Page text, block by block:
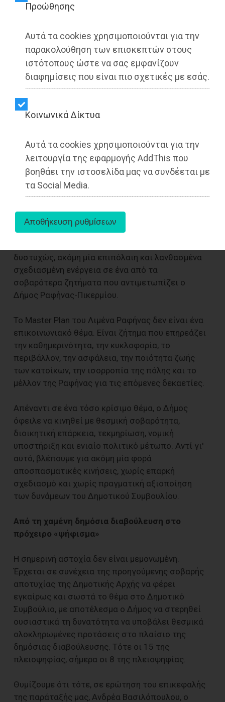
Προώθησης
Αυτά τα cookies χρησιμοποιούνται για την
παρακολούθηση των επισκεπτών στους
ιστότοπους ώστε να σας εμφανίζουν
διαφημίσεις που είναι πιο σχετικές με εσάς.
Kοινωνικά Δίκτυα
Αυτά τα cookies χρησιμοποιούνται για την
λειτουργία της εφαρμογής AddThis που
βοηθάει την ιστοσελίδα μας να συνδέεται με
τα Social Media.
Dimotisnews | 08/07/2026 - 20:14
▶️ Ακούστε το κείμενο
Η νέα πρωτοβουλία της Δημοτικής Αρχής Τσεβά
για το λεγόμενο «Ψήφισμα για το Master Plan και
δυστυχώς, ακόμη μία επιπόλαιη και λανθασμένα
σχεδιασμένη ενέργεια σε ένα από τα
σοβαρότερα ζητήματα που αντιμετωπίζει ο
Δήμος Ραφήνας-Πικερμίου.
Το Master Plan του Λιμένα Ραφήνας δεν είναι ένα
επικοινωνιακό θέμα. Είναι ζήτημα που επηρεάζει
την καθημερινότητα, την κυκλοφορία, το
περιβάλλον, την ασφάλεια, την ποιότητα ζωής
των κατοίκων, την ισορροπία της πόλης και το
μέλλον της Ραφήνας για τις επόμενες δεκαετίες.
Απέναντι σε ένα τόσο κρίσιμο θέμα, ο Δήμος
όφειλε να κινηθεί με θεσμική σοβαρότητα,
διοικητική επάρκεια, τεκμηρίωση, νομική
υποστήριξη και ενιαίο πολιτικό μέτωπο. Αντί γι'
αυτό, βλέπουμε για ακόμη μία φορά
αποσπασματικές κινήσεις, χωρίς επαρκή
σχεδιασμό και χωρίς πραγματική αξιοποίηση
των δυνάμεων του Δημοτικού Συμβουλίου.
Από τη χαμένη δημόσια διαβούλευση στο
πρόχειρο «ψήφισμα»
Η σημερινή αστοχία δεν είναι μεμονωμένη.
Έρχεται σε συνέχεια της προηγούμενης σοβαρής
αποτυχίας της Δημοτικής Αρχής να φέρει
εγκαίρως και σωστά το θέμα στο Δημοτικό
Συμβούλιο, με αποτέλεσμα ο Δήμος να στερηθεί
ουσιαστικά τη δυνατότητα να υποβάλει θεσμικά
ολοκληρωμένες προτάσεις στο πλαίσιο της
δημόσιας διαβούλευσης. Τότε οι 15 της
πλειοψηφίας, σήμερα οι 8 της πλειοψηφίας.
Θυμίζουμε ότι τότε, σε ερώτηση του επικεφαλής
της παράταξής μας, Ανδρέα Βασιλόπουλου, ο